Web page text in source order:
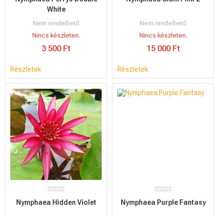
White
Nem rendelhető
Nincs készleten.
3 500 Ft
Részletek
Nem rendelhető
Nincs készleten.
15 000 Ft
Részletek
Nymphaea Hidden Violet Nymphaea Purple Fantasy